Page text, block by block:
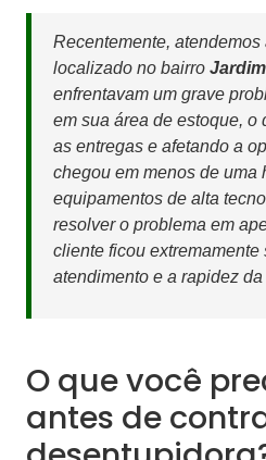
Recentemente,
localizado no bairro
enfrentavam um grave
em sua área de estoque, o
as entregas e afetando a
chegou em menos de uma
equipamentos de alta
resolver o problema em
cliente ficou extremamente
atendimento e a rapidez
O que você
antes de